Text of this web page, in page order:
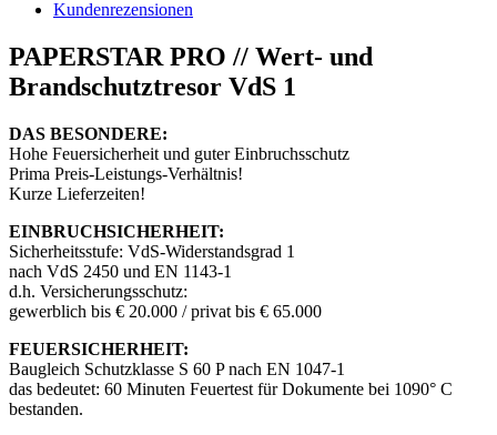
Kundenrezensionen
PAPERSTAR PRO // Wert- und
Brandschutztresor VdS 1
DAS BESONDERE:
Hohe Feuersicherheit und guter Einbruchsschutz
Prima Preis-Leistungs-Verhältnis!
Kurze Lieferzeiten!
EINBRUCHSICHERHEIT:
Sicherheitsstufe: VdS-Widerstandsgrad 1
nach VdS 2450 und EN 1143-1
d.h. Versicherungsschutz:
gewerblich bis € 20.000 / privat bis € 65.000
FEUERSICHERHEIT:
Baugleich Schutzklasse S 60 P nach EN 1047-1
das bedeutet: 60 Minuten Feuertest für Dokumente bei 1090° C
bestanden.